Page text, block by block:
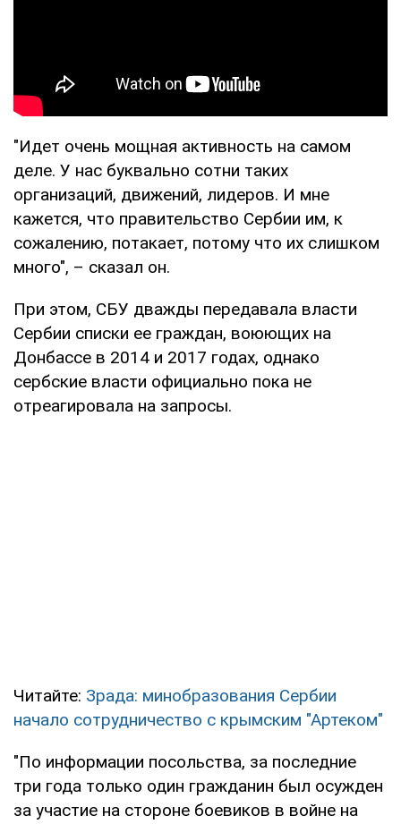
"Идет очень мощная активность на самом
деле. У нас буквально сотни таких
организаций, движений, лидеров. И мне
кажется, что правительство Сербии им, к
сожалению, потакает, потому что их слишком
много", – сказал он.
При этом, СБУ дважды передавала власти
Сербии списки ее граждан, воюющих на
Донбассе в 2014 и 2017 годах, однако
сербские власти официально пока не
отреагировала на запросы.
Читайте: Зрада: минобразования Сербии
начало сотрудничество с крымским "Артеком"
"По информации посольства, за последние
три года только один гражданин был осужден
за участие на стороне боевиков в войне на